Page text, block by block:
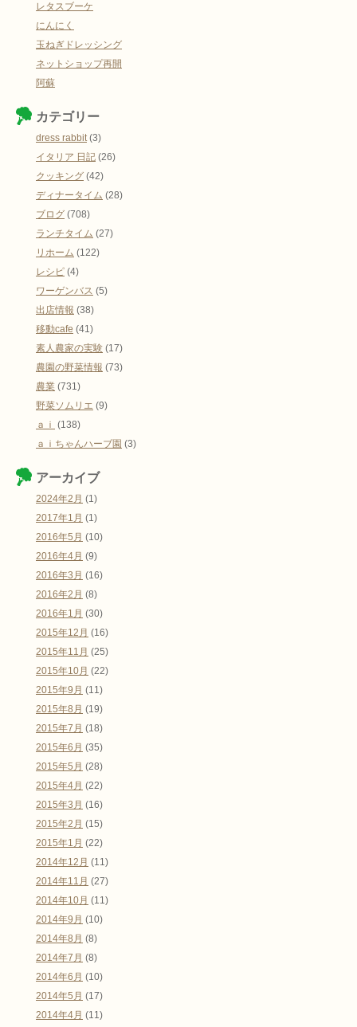
レタスブーケ
にんにく
玉ねぎドレッシング
ネットショップ再開
阿蘇
カテゴリー
dress rabbit (3)
イタリア 日記 (26)
クッキング (42)
ディナータイム (28)
ブログ (708)
ランチタイム (27)
リホーム (122)
レシピ (4)
ワーゲンバス (5)
出店情報 (38)
移動cafe (41)
素人農家の実験 (17)
農園の野菜情報 (73)
農業 (731)
野菜ソムリエ (9)
ａｉ (138)
ａｉちゃんハーブ園 (3)
アーカイブ
2024年2月 (1)
2017年1月 (1)
2016年5月 (10)
2016年4月 (9)
2016年3月 (16)
2016年2月 (8)
2016年1月 (30)
2015年12月 (16)
2015年11月 (25)
2015年10月 (22)
2015年9月 (11)
2015年8月 (19)
2015年7月 (18)
2015年6月 (35)
2015年5月 (28)
2015年4月 (22)
2015年3月 (16)
2015年2月 (15)
2015年1月 (22)
2014年12月 (11)
2014年11月 (27)
2014年10月 (11)
2014年9月 (10)
2014年8月 (8)
2014年7月 (8)
2014年6月 (10)
2014年5月 (17)
2014年4月 (11)